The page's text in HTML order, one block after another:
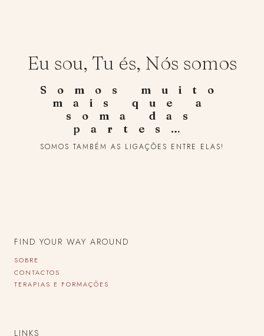
Eu sou, Tu és, Nós somos
Somos muito
mais que a
soma das
partes…
SOMOS TAMBÉM AS LIGAÇÕES ENTRE ELAS!
FIND YOUR WAY AROUND
SOBRE
CONTACTOS
TERAPIAS E FORMAÇÕES
LINKS